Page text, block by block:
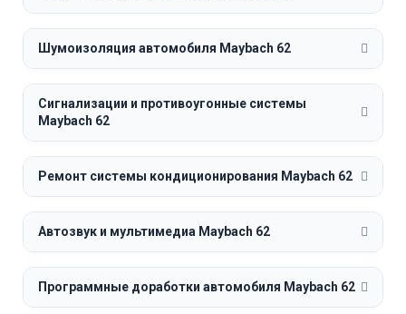
Шумоизоляция автомобиля Maybach 62
Сигнализации и противоугонные системы
Maybach 62
Ремонт системы кондиционирования Maybach 62
Автозвук и мультимедиа Maybach 62
Программные доработки автомобиля Maybach 62